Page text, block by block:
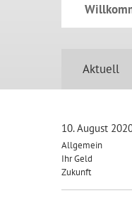
Aktuell
10. August
Allgemein
Ihr Geld
Zukunft